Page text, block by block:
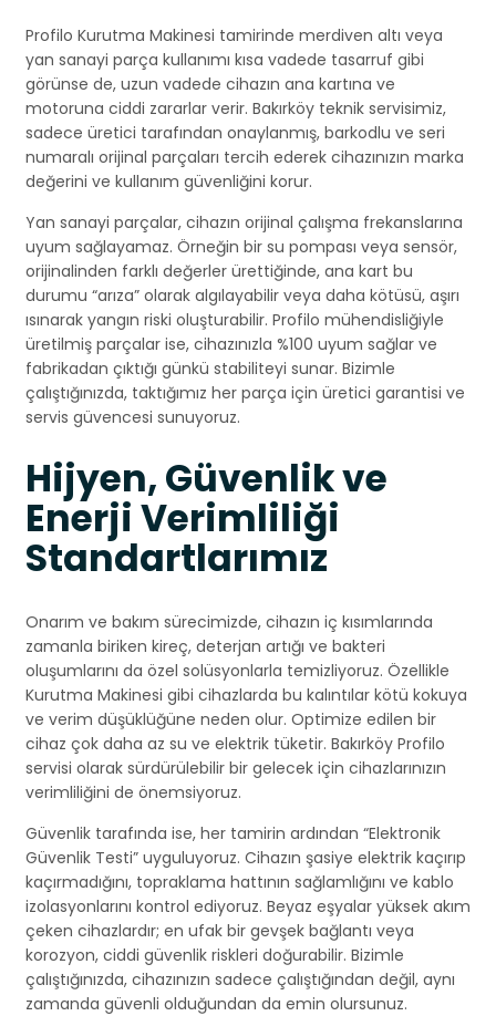
Profilo Kurutma Makinesi tamirinde merdiven altı veya
yan sanayi parça kullanımı kısa vadede tasarruf gibi
görünse de, uzun vadede cihazın ana kartına ve
motoruna ciddi zararlar verir. Bakırköy teknik servisimiz,
sadece üretici tarafından onaylanmış, barkodlu ve seri
numaralı orijinal parçaları tercih ederek cihazınızın marka
değerini ve kullanım güvenliğini korur.
Yan sanayi parçalar, cihazın orijinal çalışma frekanslarına
uyum sağlayamaz. Örneğin bir su pompası veya sensör,
orijinalinden farklı değerler ürettiğinde, ana kart bu
durumu “arıza” olarak algılayabilir veya daha kötüsü, aşırı
ısınarak yangın riski oluşturabilir. Profilo mühendisliğiyle
üretilmiş parçalar ise, cihazınızla %100 uyum sağlar ve
fabrikadan çıktığı günkü stabiliteyi sunar. Bizimle
çalıştığınızda, taktığımız her parça için üretici garantisi ve
servis güvencesi sunuyoruz.
Hijyen, Güvenlik ve
Enerji Verimliliği
Standartlarımız
Onarım ve bakım sürecimizde, cihazın iç kısımlarında
zamanla biriken kireç, deterjan artığı ve bakteri
oluşumlarını da özel solüsyonlarla temizliyoruz. Özellikle
Kurutma Makinesi gibi cihazlarda bu kalıntılar kötü kokuya
ve verim düşüklüğüne neden olur. Optimize edilen bir
cihaz çok daha az su ve elektrik tüketir. Bakırköy Profilo
servisi olarak sürdürülebilir bir gelecek için cihazlarınızın
verimliliğini de önemsiyoruz.
Güvenlik tarafında ise, her tamirin ardından “Elektronik
Güvenlik Testi” uyguluyoruz. Cihazın şasiye elektrik kaçırıp
kaçırmadığını, topraklama hattının sağlamlığını ve kablo
izolasyonlarını kontrol ediyoruz. Beyaz eşyalar yüksek akım
çeken cihazlardır; en ufak bir gevşek bağlantı veya
korozyon, ciddi güvenlik riskleri doğurabilir. Bizimle
çalıştığınızda, cihazınızın sadece çalıştığından değil, aynı
zamanda güvenli olduğundan da emin olursunuz.